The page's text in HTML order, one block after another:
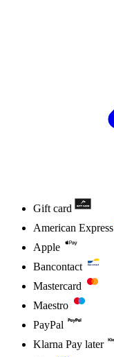
Gift card
American Express
Apple
Bancontact
Mastercard
Maestro
PayPal
Klarna Pay later